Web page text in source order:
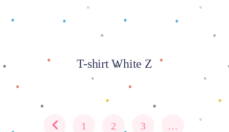
T-shirt White Z
1 2 3 …